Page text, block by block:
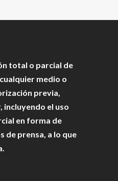
total o parcial de
medio o
previa,
el uso
en forma de
de prensa, a lo que